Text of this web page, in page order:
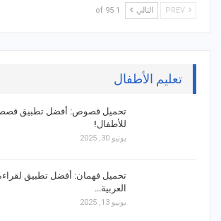
التالي 1 of 95
تعليم الأطفال
تحميل قصوص: أفضل تطبيق
للأطفال!
يونيو 30, 2025
تحميل فهمان: أفضل تطبيق
العربية…
يونيو 13, 2025